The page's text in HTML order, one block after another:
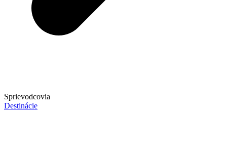
Sprievodcovia
Destinácie